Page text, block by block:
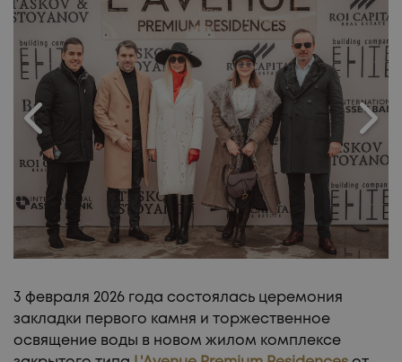
3 февраля 2026 года состоялась церемония
закладки первого камня и торжественное
освящение воды в новом жилом комплексе